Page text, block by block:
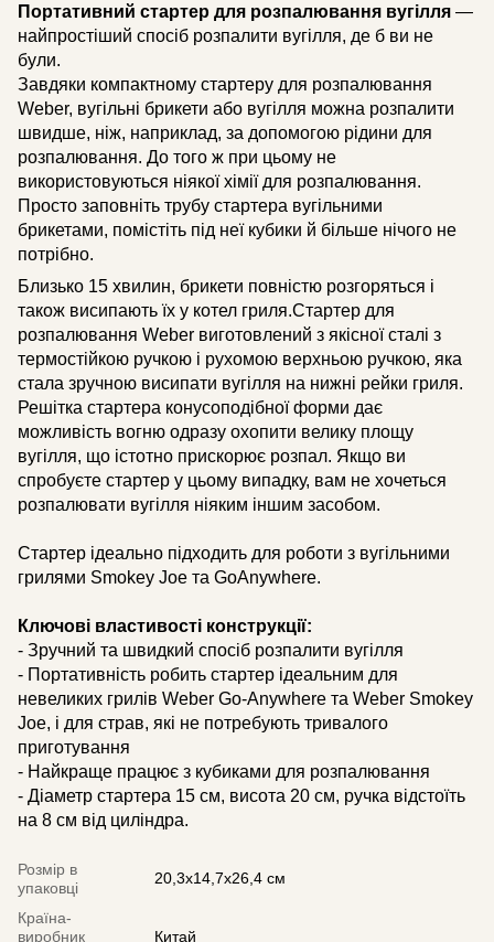
Портативний стартер для розпалювання вугілля —
найпростіший спосіб розпалити вугілля, де б ви не
були.
Завдяки компактному стартеру для розпалювання
Weber, вугільні брикети або вугілля можна розпалити
швидше, ніж, наприклад, за допомогою рідини для
розпалювання. До того ж при цьому не
використовуються ніякої хімії для розпалювання.
Просто заповніть трубу стартера вугільними
брикетами, помістіть під неї кубики й більше нічого не
потрібно.
Близько 15 хвилин, брикети повністю розгоряться і
також висипають їх у котел гриля.Стартер для
розпалювання Weber виготовлений з якісної сталі з
термостійкою ручкою і рухомою верхньою ручкою, яка
стала зручною висипати вугілля на нижні рейки гриля.
Решітка стартера конусоподібної форми дає
можливість вогню одразу охопити велику площу
вугілля, що істотно прискорює розпал. Якщо ви
спробуєте стартер у цьому випадку, вам не хочеться
розпалювати вугілля ніяким іншим засобом.
Стартер ідеально підходить для роботи з вугільними
грилями Smokey Joe та GoAnywhere.
Ключові властивості конструкції:
- Зручний та швидкий спосіб розпалити вугілля
- Портативність робить стартер ідеальним для
невеликих грилів Weber Go-Anywhere та Weber Smokey
Joe, і для страв, які не потребують тривалого
приготування
- Найкраще працює з кубиками для розпалювання
- Діаметр стартера 15 см, висота 20 см, ручка відстоїть
на 8 см від циліндра.
Розмір в
упаковці
20,3x14,7x26,4 см
Країна-
виробник
Китай